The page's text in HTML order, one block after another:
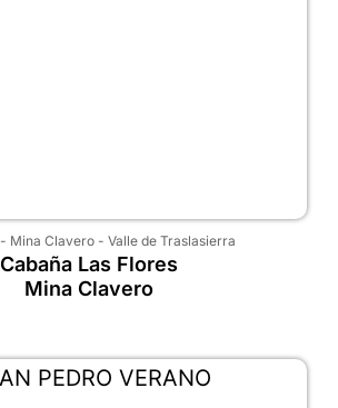
- Mina Clavero - Valle de Traslasierra
Cabaña Las Flores
Mina Clavero